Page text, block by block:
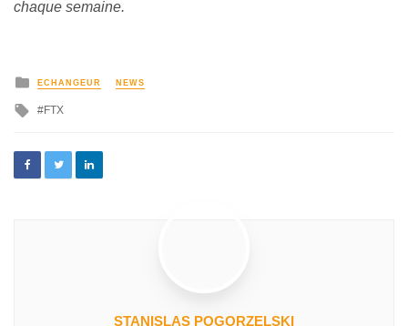
chaque semaine.
ECHANGEUR NEWS
FTX
STANISLAS POGORZELSKI